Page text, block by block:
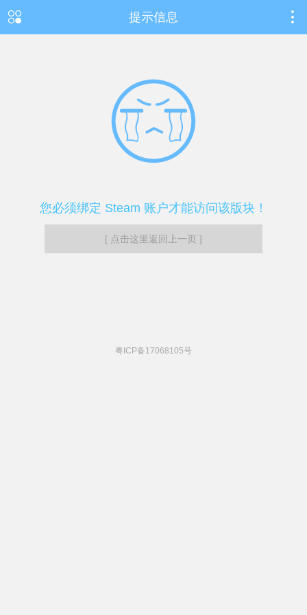
提示信息
您必须绑定 Steam 账户才能访问该版块！
[ 点击这里返回上一页 ]
粤ICP备17068105号